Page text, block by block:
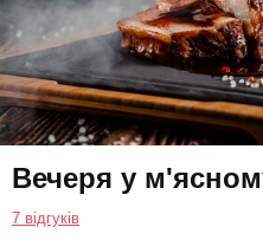
Вечеря у
7 відгуків